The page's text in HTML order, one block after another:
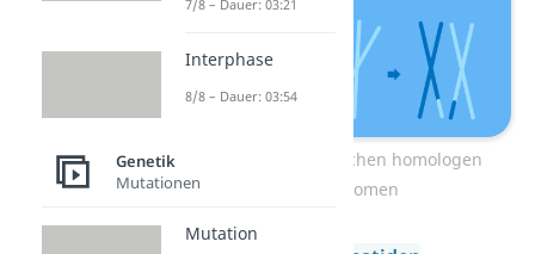
Crossing over zwischen homologen
Chromosomen
7/8 – Dauer: 03:21
Interphase
8/8 – Dauer: 03:54
Genetik
Mutationen
Mutation